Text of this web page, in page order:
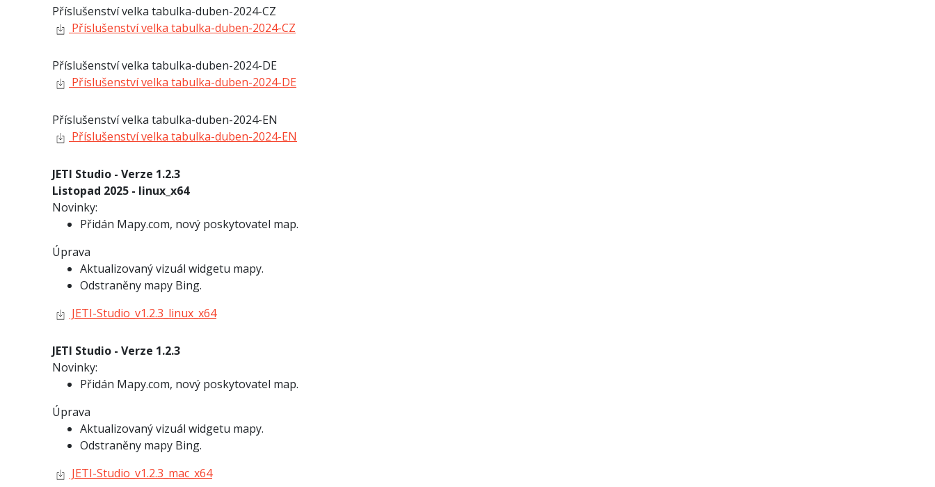
Příslušenství velka tabulka-duben-2024-CZ
Příslušenství velka tabulka-duben-2024-CZ
Příslušenství velka tabulka-duben-2024-DE
Příslušenství velka tabulka-duben-2024-DE
Příslušenství velka tabulka-duben-2024-EN
Příslušenství velka tabulka-duben-2024-EN
JETI Studio - Verze 1.2.3
Listopad 2025 - linux_x64
Novinky:
Přidán Mapy.com, nový poskytovatel map.
Úprava
Aktualizovaný vizuál widgetu mapy.
Odstraněny mapy Bing.
JETI-Studio_v1.2.3_linux_x64
JETI Studio - Verze 1.2.3
Novinky:
Přidán Mapy.com, nový poskytovatel map.
Úprava
Aktualizovaný vizuál widgetu mapy.
Odstraněny mapy Bing.
JETI-Studio_v1.2.3_mac_x64